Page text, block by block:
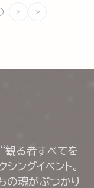
“観る者すべてを
ングイベント。
の魂がぶつかり